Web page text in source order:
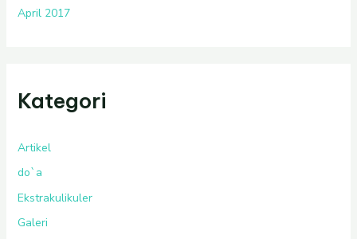
April 2017
Kategori
Artikel
do`a
Ekstrakulikuler
Galeri